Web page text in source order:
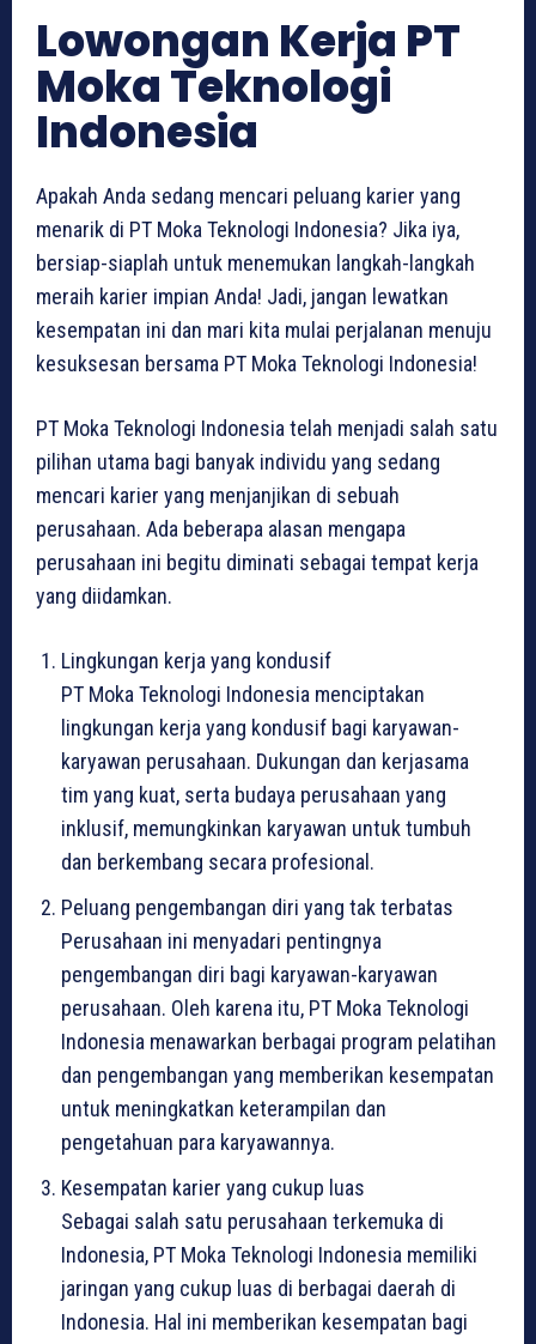
Lowongan Kerja PT
Moka Teknologi
Indonesia
Apakah Anda sedang mencari peluang karier yang
menarik di PT Moka Teknologi Indonesia? Jika iya,
bersiap-siaplah untuk menemukan langkah-langkah
meraih karier impian Anda! Jadi, jangan lewatkan
kesempatan ini dan mari kita mulai perjalanan menuju
kesuksesan bersama PT Moka Teknologi Indonesia!
PT Moka Teknologi Indonesia telah menjadi salah satu
pilihan utama bagi banyak individu yang sedang
mencari karier yang menjanjikan di sebuah
perusahaan. Ada beberapa alasan mengapa
perusahaan ini begitu diminati sebagai tempat kerja
yang diidamkan.
Lingkungan kerja yang kondusif
PT Moka Teknologi Indonesia menciptakan
lingkungan kerja yang kondusif bagi karyawan-
karyawan perusahaan. Dukungan dan kerjasama
tim yang kuat, serta budaya perusahaan yang
inklusif, memungkinkan karyawan untuk tumbuh
dan berkembang secara profesional.
Peluang pengembangan diri yang tak terbatas
Perusahaan ini menyadari pentingnya
pengembangan diri bagi karyawan-karyawan
perusahaan. Oleh karena itu, PT Moka Teknologi
Indonesia menawarkan berbagai program pelatihan
dan pengembangan yang memberikan kesempatan
untuk meningkatkan keterampilan dan
pengetahuan para karyawannya.
Kesempatan karier yang cukup luas
Sebagai salah satu perusahaan terkemuka di
Indonesia, PT Moka Teknologi Indonesia memiliki
jaringan yang cukup luas di berbagai daerah di
Indonesia. Hal ini memberikan kesempatan bagi